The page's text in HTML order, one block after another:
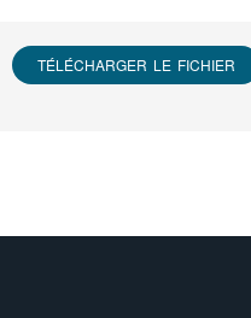
TÉLÉCHARGER LE FICHIER